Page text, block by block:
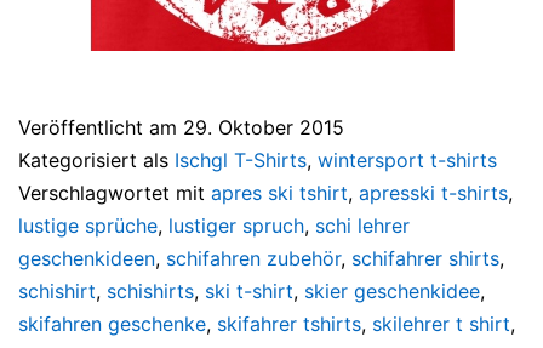
Veröffentlicht am 29. Oktober 2015
Kategorisiert als Ischgl T-Shirts, wintersport t-shirts
Verschlagwortet mit apres ski tshirt, apresski t-shirts,
lustige sprüche, lustiger spruch, schi lehrer
geschenkideen, schifahren zubehör, schifahrer shirts,
schishirt, schishirts, ski t-shirt, skier geschenkidee,
skifahren geschenke, skifahrer tshirts, skilehrer t shirt,